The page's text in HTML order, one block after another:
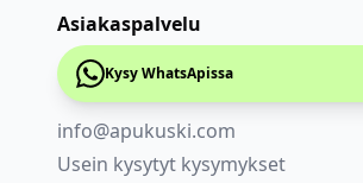
Asiakaspalvelu
Kysy WhatsApissa
info@apukuski.com
Usein kysytyt kysymykset